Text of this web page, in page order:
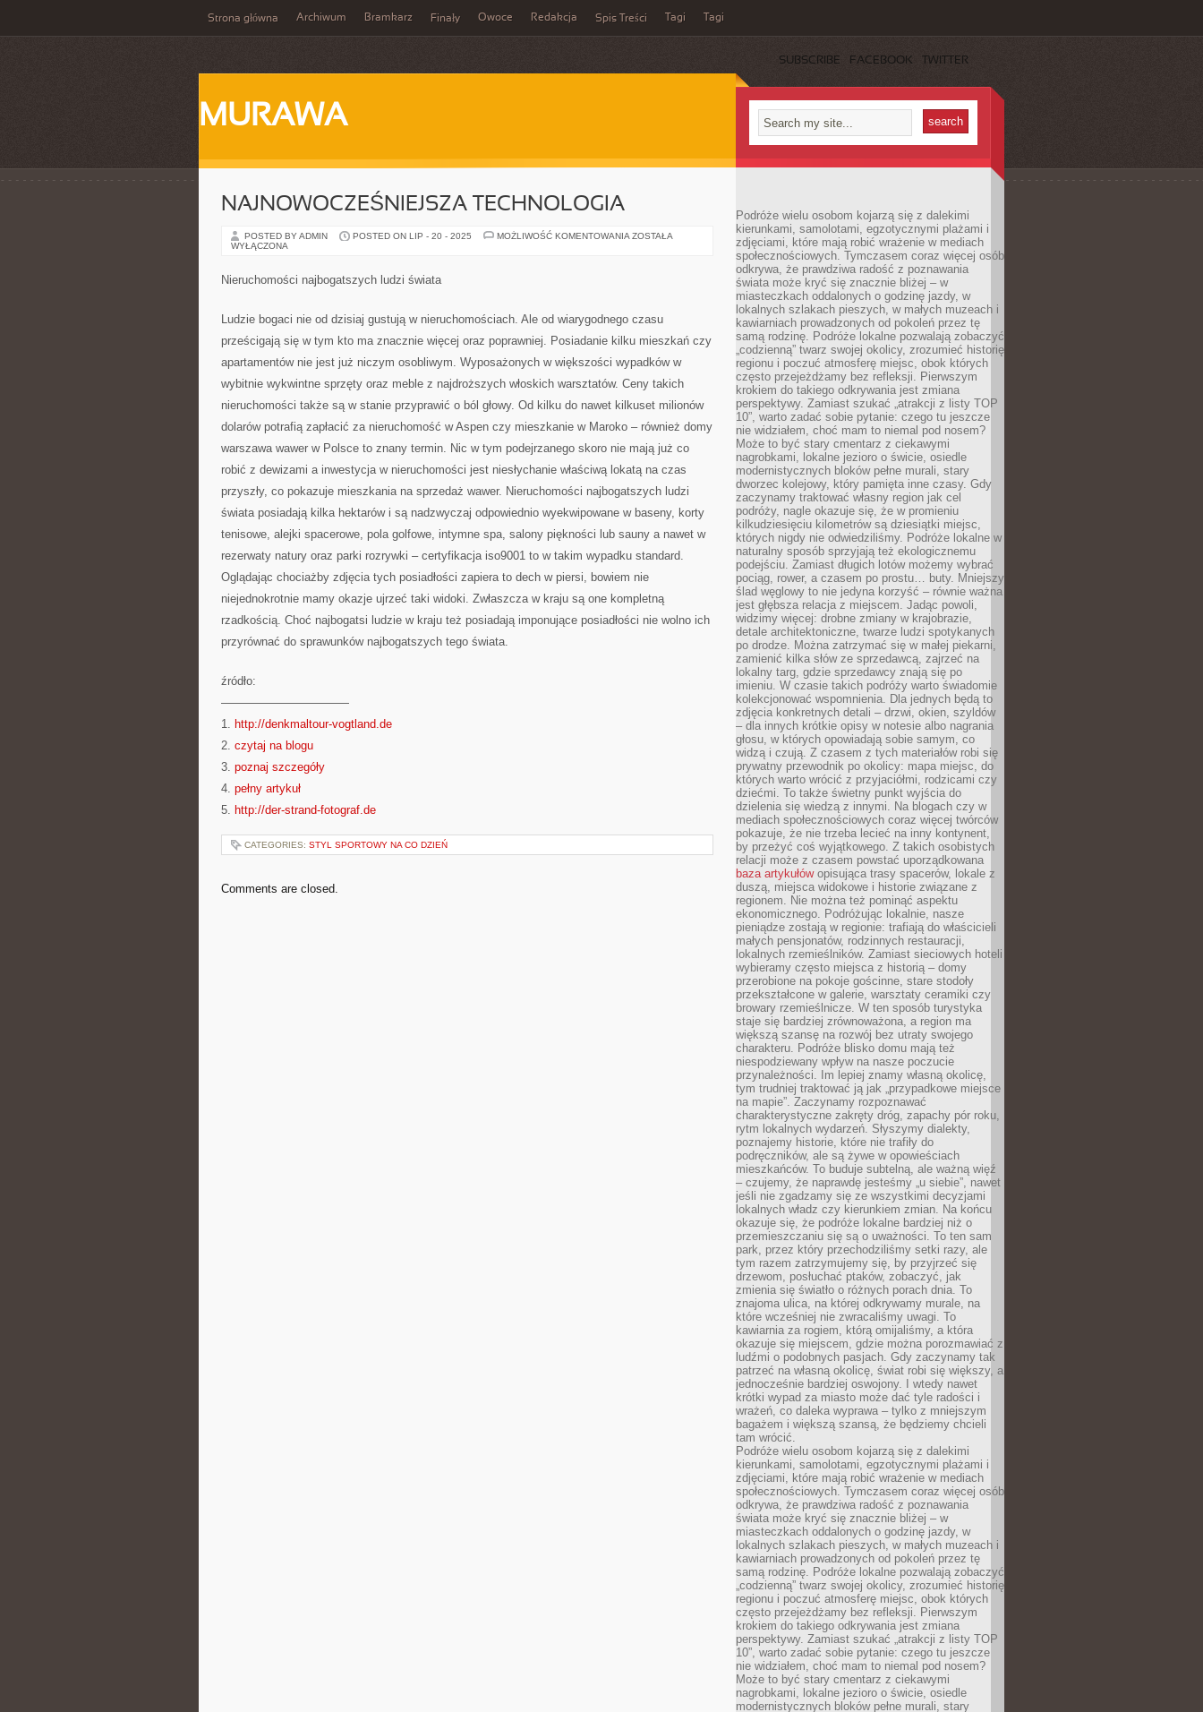
Strona główna Archiwum Bramkarz Finały Owoce Redakcja Spis Treści Tagi Tagi
SUBSCRIBE FACEBOOK TWITTER
MURAWA
NAJNOWOCZEŚNIEJSZA TECHNOLOGIA
POSTED BY ADMIN POSTED ON LIP - 20 - 2025 MOŻLIWOŚĆ KOMENTOWANIA NAJNOWOCZEŚNIEJSZA
ZOSTAŁA
WYŁĄCZONA
Nieruchomości najbogatszych ludzi świata
Ludzie bogaci nie od dzisiaj gustują w nieruchomościach. Ale od wiarygodnego czasu
prześcigają się w tym kto ma znacznie więcej oraz poprawniej. Posiadanie kilku mieszkań czy
apartamentów nie jest już niczym osobliwym. Wyposażonych w większości wypadków w
wybitnie wykwintne sprzęty oraz meble z najdroższych włoskich warsztatów. Ceny takich
nieruchomości także są w stanie przyprawić o ból głowy. Od kilku do nawet kilkuset milionów
dolarów potrafią zapłacić za nieruchomość w Aspen czy mieszkanie w Maroko – również domy
warszawa wawer w Polsce to znany termin. Nic w tym podejrzanego skoro nie mają już co
robić z dewizami a inwestycja w nieruchomości jest niesłychanie właściwą lokatą na czas
przyszły, co pokazuje mieszkania na sprzedaż wawer. Nieruchomości najbogatszych ludzi
świata posiadają kilka hektarów i są nadzwyczaj odpowiednio wyekwipowane w baseny, korty
tenisowe, alejki spacerowe, pola golfowe, intymne spa, salony piękności lub sauny a nawet w
rezerwaty natury oraz parki rozrywki – certyfikacja iso9001 to w takim wypadku standard.
Oglądając chociażby zdjęcia tych posiadłości zapiera to dech w piersi, bowiem nie
niejednokrotnie mamy okazje ujrzeć taki widoki. Zwłaszcza w kraju są one kompletną
rzadkością. Choć najbogatsi ludzie w kraju też posiadają imponujące posiadłości nie wolno ich
przyrównać do sprawunków najbogatszych tego świata.
źródło:
———————————
1. http://denkmaltour-vogtland.de
2. czytaj na blogu
3. poznaj szczegóły
4. pełny artykuł
5. http://der-strand-fotograf.de
CATEGORIES: STYL SPORTOWY NA CO DZIEŃ
Comments are closed.
Podróże wielu osobom kojarzą się z dalekimi
kierunkami, samolotami, egzotycznymi plażami i
zdjęciami, które mają robić wrażenie w mediach
społecznościowych. Tymczasem coraz więcej osób
odkrywa, że prawdziwa radość z poznawania
świata może kryć się znacznie bliżej – w
miasteczkach oddalonych o godzinę jazdy, w
lokalnych szlakach pieszych, w małych muzeach i
kawiarniach prowadzonych od pokoleń przez tę
samą rodzinę. Podróże lokalne pozwalają zobaczyć
„codzienną” twarz swojej okolicy, zrozumieć historię
regionu i poczuć atmosferę miejsc, obok których
często przejeżdżamy bez refleksji. Pierwszym
krokiem do takiego odkrywania jest zmiana
perspektywy. Zamiast szukać „atrakcji z listy TOP
10”, warto zadać sobie pytanie: czego tu jeszcze
nie widziałem, choć mam to niemal pod nosem?
Może to być stary cmentarz z ciekawymi
nagrobkami, lokalne jezioro o świcie, osiedle
modernistycznych bloków pełne murali, stary
dworzec kolejowy, który pamięta inne czasy. Gdy
zaczynamy traktować własny region jak cel
podróży, nagle okazuje się, że w promieniu
kilkudziesięciu kilometrów są dziesiątki miejsc,
których nigdy nie odwiedziliśmy. Podróże lokalne w
naturalny sposób sprzyjają też ekologicznemu
podejściu. Zamiast długich lotów możemy wybrać
pociąg, rower, a czasem po prostu… buty. Mniejszy
ślad węglowy to nie jedyna korzyść – równie ważna
jest głębsza relacja z miejscem. Jadąc powoli,
widzimy więcej: drobne zmiany w krajobrazie,
detale architektoniczne, twarze ludzi spotykanych
po drodze. Można zatrzymać się w małej piekarni,
zamienić kilka słów ze sprzedawcą, zajrzeć na
lokalny targ, gdzie sprzedawcy znają się po
imieniu. W czasie takich podróży warto świadomie
kolekcjonować wspomnienia. Dla jednych będą to
zdjęcia konkretnych detali – drzwi, okien, szyldów
– dla innych krótkie opisy w notesie albo nagrania
głosu, w których opowiadają sobie samym, co
widzą i czują. Z czasem z tych materiałów robi się
prywatny przewodnik po okolicy: mapa miejsc, do
których warto wrócić z przyjaciółmi, rodzicami czy
dziećmi. To także świetny punkt wyjścia do
dzielenia się wiedzą z innymi. Na blogach czy w
mediach społecznościowych coraz więcej twórców
pokazuje, że nie trzeba lecieć na inny kontynent,
by przeżyć coś wyjątkowego. Z takich osobistych
relacji może z czasem powstać uporządkowana
baza artykułówopisująca trasy spacerów, lokale z
duszą, miejsca widokowe i historie związane z
regionem. Nie można też pominąć aspektu
ekonomicznego. Podróżując lokalnie, nasze
pieniądze zostają w regionie: trafiają do właścicieli
małych pensjonatów, rodzinnych restauracji,
lokalnych rzemieślników. Zamiast sieciowych hoteli
wybieramy często miejsca z historią – domy
przerobione na pokoje gościnne, stare stodoły
przekształcone w galerie, warsztaty ceramiki czy
browary rzemieślnicze. W ten sposób turystyka
staje się bardziej zrównoważona, a region ma
większą szansę na rozwój bez utraty swojego
charakteru. Podróże blisko domu mają też
niespodziewany wpływ na nasze poczucie
przynależności. Im lepiej znamy własną okolicę,
tym trudniej traktować ją jak „przypadkowe miejsce
na mapie”. Zaczynamy rozpoznawać
charakterystyczne zakręty dróg, zapachy pór roku,
rytm lokalnych wydarzeń. Słyszymy dialekty,
poznajemy historie, które nie trafiły do
podręczników, ale są żywe w opowieściach
mieszkańców. To buduje subtelną, ale ważną więź
– czujemy, że naprawdę jesteśmy „u siebie”, nawet
jeśli nie zgadzamy się ze wszystkimi decyzjami
lokalnych władz czy kierunkiem zmian. Na końcu
okazuje się, że podróże lokalne bardziej niż o
przemieszczaniu się są o uważności. To ten sam
park, przez który przechodziliśmy setki razy, ale
tym razem zatrzymujemy się, by przyjrzeć się
drzewom, posłuchać ptaków, zobaczyć, jak
zmienia się światło o różnych porach dnia. To
znajoma ulica, na której odkrywamy murale, na
które wcześniej nie zwracaliśmy uwagi. To
kawiarnia za rogiem, którą omijaliśmy, a która
okazuje się miejscem, gdzie można porozmawiać z
ludźmi o podobnych pasjach. Gdy zaczynamy tak
patrzeć na własną okolicę, świat robi się większy, a
jednocześnie bardziej oswojony. I wtedy nawet
krótki wypad za miasto może dać tyle radości i
wrażeń, co daleka wyprawa – tylko z mniejszym
bagażem i większą szansą, że będziemy chcieli
tam wrócić.
Podróże wielu osobom kojarzą się z dalekimi
kierunkami, samolotami, egzotycznymi plażami i
zdjęciami, które mają robić wrażenie w mediach
społecznościowych. Tymczasem coraz więcej osób
odkrywa, że prawdziwa radość z poznawania
świata może kryć się znacznie bliżej – w
miasteczkach oddalonych o godzinę jazdy, w
lokalnych szlakach pieszych, w małych muzeach i
kawiarniach prowadzonych od pokoleń przez tę
samą rodzinę. Podróże lokalne pozwalają zobaczyć
„codzienną” twarz swojej okolicy, zrozumieć historię
regionu i poczuć atmosferę miejsc, obok których
często przejeżdżamy bez refleksji. Pierwszym
krokiem do takiego odkrywania jest zmiana
perspektywy. Zamiast szukać „atrakcji z listy TOP
10”, warto zadać sobie pytanie: czego tu jeszcze
nie widziałem, choć mam to niemal pod nosem?
Może to być stary cmentarz z ciekawymi
nagrobkami, lokalne jezioro o świcie, osiedle
modernistycznych bloków pełne murali, stary